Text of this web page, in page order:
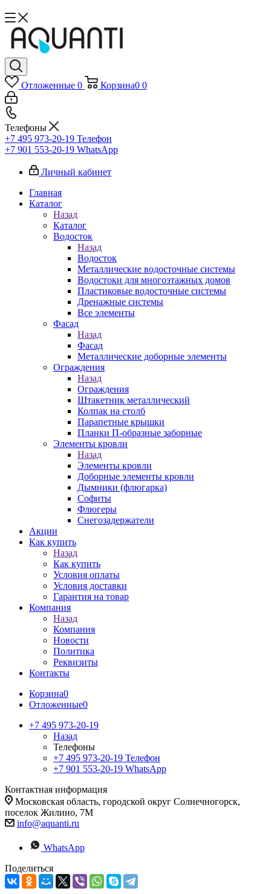
Отложенные 0 Корзина0 0
Телефоны
+7 495 973-20-19 Телефон
+7 901 553-20-19 WhatsApp
Личный кабинет
Главная
Каталог
Назад
Каталог
Водосток
Назад
Водосток
Металлические водосточные системы
Водостоки для многоэтажных домов
Пластиковые водосточные системы
Дренажные системы
Все элементы
Фасад
Назад
Фасад
Металлические доборные элементы
Ограждения
Назад
Ограждения
Штакетник металлический
Колпак на столб
Парапетные крышки
Планки П-образные заборные
Элементы кровли
Назад
Элементы кровли
Доборные элементы кровли
Дымники (флюгарка)
Софиты
Флюгеры
Снегозадержатели
Акции
Как купить
Назад
Как купить
Условия оплаты
Условия доставки
Гарантия на товар
Компания
Назад
Компания
Новости
Политика
Реквизиты
Контакты
Корзина0
Отложенные0
+7 495 973-20-19
Назад
Телефоны
+7 495 973-20-19 Телефон
+7 901 553-20-19 WhatsApp
Контактная информация
Московская область, городской округ Солнечногорск,
поселок Жилино, 7М
info@aquanti.ru
WhatsApp
Поделиться